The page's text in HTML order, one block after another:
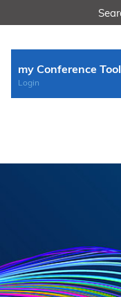
my Conference Tool
Login